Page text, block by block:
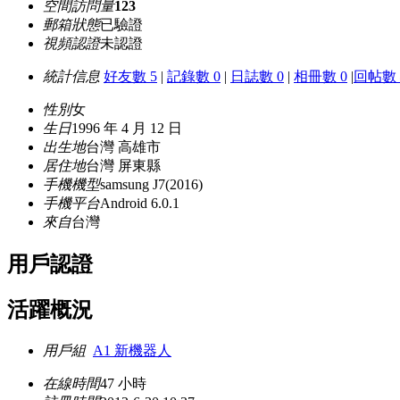
空間訪問量123
郵箱狀態已驗證
視頻認證未認證
統計信息 好友數 5 | 記錄數 0 | 日誌數 0 | 相冊數 0 |回帖數
性別女
生日1996 年 4 月 12 日
出生地台灣 高雄市
居住地台灣 屏東縣
手機機型samsung J7(2016)
手機平台Android 6.0.1
來自台灣
用戶認證
活躍概況
用戶組 A1 新機器人
在線時間47 小時